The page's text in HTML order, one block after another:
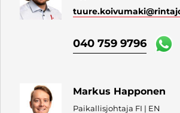
tuure.koivumaki
040 759 9796
Markus Happonen
Paikallisjohtaja FI | EN